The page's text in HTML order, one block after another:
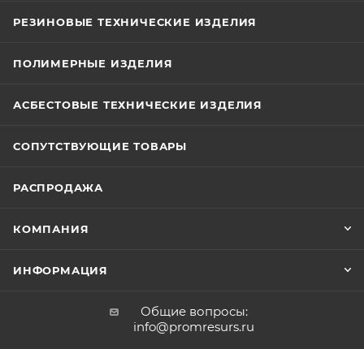
РЕЗИНОВЫЕ ТЕХНИЧЕСКИЕ ИЗДЕЛИЯ
ПОЛИМЕРНЫЕ ИЗДЕЛИЯ
АСБЕСТОВЫЕ ТЕХНИЧЕСКИЕ ИЗДЕЛИЯ
СОПУТСТВУЮЩИЕ ТОВАРЫ
РАСПРОДАЖА
КОМПАНИЯ
ИНФОРМАЦИЯ
Общие вопросы:
info@promresurs.ru